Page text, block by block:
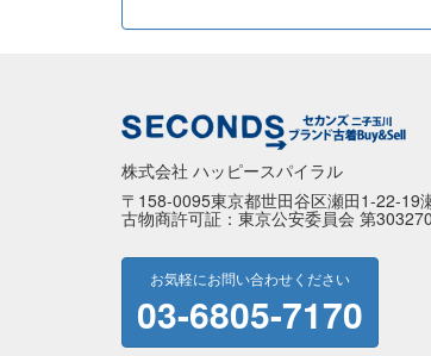
株式会社 ハッピースパイラル
〒158-0095東京都世田谷区瀬田1-22-19
古物商許可証：東京公安委員会 第
お気軽にお問い合わせください
03-6805-7170